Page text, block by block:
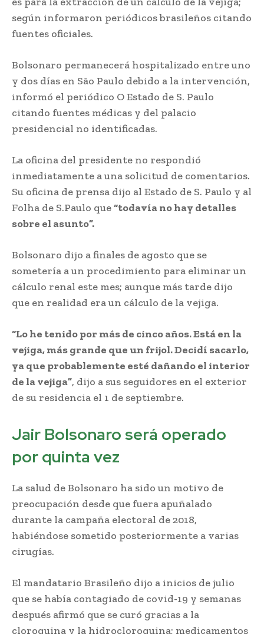
según informaron periódicos brasileños citando
fuentes oficiales.
Bolsonaro permanecerá hospitalizado entre uno
y dos días en São Paulo debido a la intervención,
informó el periódico O Estado de S. Paulo
citando fuentes médicas y del palacio
presidencial no identificadas.
La oficina del presidente no respondió
inmediatamente a una solicitud de comentarios.
Su oficina de prensa dijo al Estado de S. Paulo y al
Folha de S.Paulo que“todavía no hay detalles
sobre el asunto”.
Bolsonaro dijo a finales de agosto que se
sometería a un procedimiento para eliminar un
cálculo renal este mes; aunque más tarde dijo
que en realidad era un cálculo de la vejiga.
“Lo he tenido por más de cinco años. Está en la
vejiga, más grande que un frijol. Decidí sacarlo,
ya que probablemente esté dañando el interior
de la vejiga”, dijo a sus seguidores en el exterior
de su residencia el 1 de septiembre.
Jair Bolsonaro será operado
por quinta vez
La salud de Bolsonaro ha sido un motivo de
preocupación desde que fuera apuñalado
durante la campaña electoral de 2018,
habiéndose sometido posteriormente a varias
cirugías.
El mandatario Brasileño dijo a inicios de julio
que se había contagiado de covid-19 y semanas
después afirmó que se curó gracias a la
cloroquina y la hidrocloroquina; medicamentos